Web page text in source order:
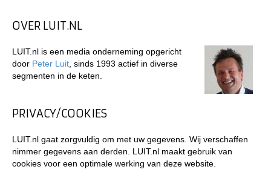
OVER LUIT.NL
LUIT.nl is een media onderneming opgericht
door Peter Luit, sinds 1993 actief in diverse
segmenten in de keten.
PRIVACY/COOKIES
LUIT.nl gaat zorgvuldig om met uw gegevens. Wij verschaffen
nimmer gegevens aan derden. LUIT.nl maakt gebruik van
cookies voor een optimale werking van deze website.